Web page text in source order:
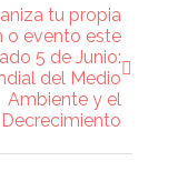
tu propia
o evento este
5 de Junio:
del Medio
Ambiente y el
Decrecimiento